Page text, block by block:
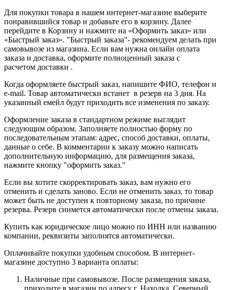
Для покупки товара в нашем интернет-магазине выберите
понравившийся товар и добавьте его в корзину. Далее
перейдите в Корзину и нажмите на «Оформить заказ» или
«Быстрый заказ». "Быстрый заказа"- рекомендуем делать при
самовывозе из магазина. Если вам нужна онлайн оплата
заказа и доставка, оформите полноценный заказа с
расчетом доставки .
Когда оформляете быстрый заказ, напишите ФИО, телефон и
e-mail. Товар автоматически встанет в резерв на 3 дня. На
указанный емейл будут приходить все изменения по заказу.
Оформление заказа в стандартном режиме выглядит
следующим образом. Заполняете полностью форму по
последовательным этапам: адрес, способ доставки, оплаты,
данные о себе. В комментарии к заказу можно написать
дополнительную информацию, для размещения заказа,
нажмите кнопку "оформить заказ."
Если вы хотите скорректировать заказ, вам нужно его
отменить и сделать заново. Если не отменить заказ, то товар
может быть не доступен к повторному заказа, по причине
резерва. Резерв снимется автоматически после отмены заказа.
Купить как юридическое лицо можно по ИНН или названию
компании, реквизиты заполнятся автоматически.
Оплачивайте покупки удобным способом. В интернет-
магазине доступно 3 варианта оплаты:
Наличные при самовывозе. После размещения заказа,
приходите в магазин по адресу г. Находка, Северный